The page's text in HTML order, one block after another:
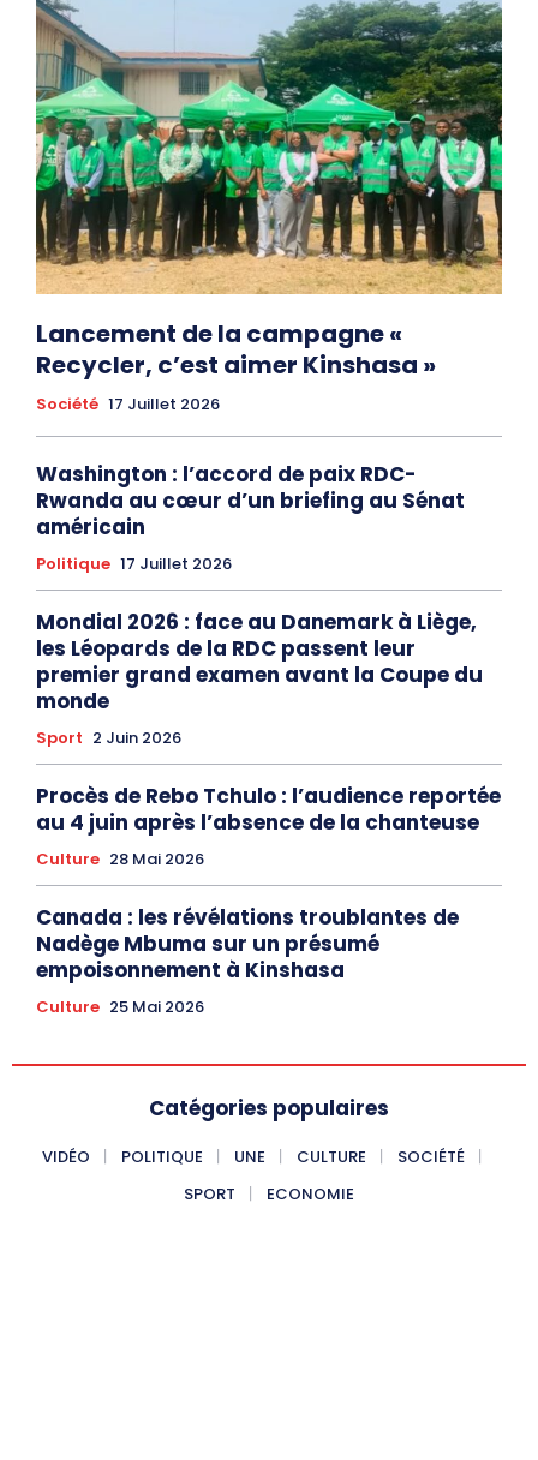
Lancement de la campagne «
Recycler, c’est aimer Kinshasa »
Société 17 Juillet 2026
Washington : l’accord de paix RDC-
Rwanda au cœur d’un briefing au Sénat
américain
Politique 17 Juillet 2026
Mondial 2026 : face au Danemark à Liège,
les Léopards de la RDC passent leur
premier grand examen avant la Coupe du
monde
Sport 2 Juin 2026
Procès de Rebo Tchulo : l’audience reportée
au 4 juin après l’absence de la chanteuse
Culture 28 Mai 2026
Canada : les révélations troublantes de
Nadège Mbuma sur un présumé
empoisonnement à Kinshasa
Culture 25 Mai 2026
Catégories populaires
VIDÉO POLITIQUE UNE CULTURE
SOCIÉTÉ
SPORT
ECONOMIE